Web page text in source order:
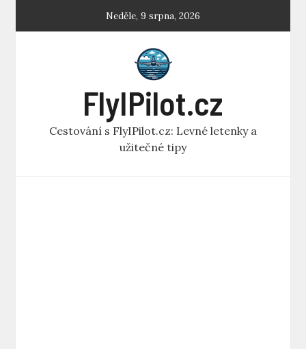
Neděle, 9 srpna, 2026
FlyIPilot.cz
Cestování s FlyIPilot.cz: Levné letenky a
užitečné tipy